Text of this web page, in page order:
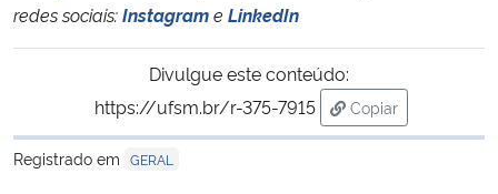
redes sociais:Instagrame LinkedIn
Divulgue este conteúdo:
https://ufsm.br/r-375-7915
Copiar
para área de
Registrado em GERAL